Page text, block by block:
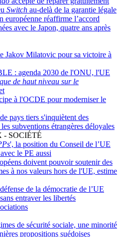
Switch au-delà de la garantie légale
européenne réaffirme l’accord
avec le Japon, quatre ans après
Jakov Milatovic pour sa victoire à
: agenda 2030 de l'ONU, l'UE
de haut niveau sur le
à l'OCDE pour moderniser le
pays tiers s'inquiètent des
subventions étrangères déloyales
SOCIÉTÉ
', la position du Conseil de l’UE
le PE aussi
doivent pouvoir soutenir des
à nos valeurs hors de l'UE, estime
de la démocratie de l’UE
entraver les libertés
de sécurité sociale, une minorité
propositions suédoises